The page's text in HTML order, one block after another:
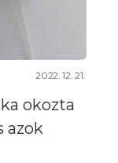
2022. 12. 21.
okozta
azok